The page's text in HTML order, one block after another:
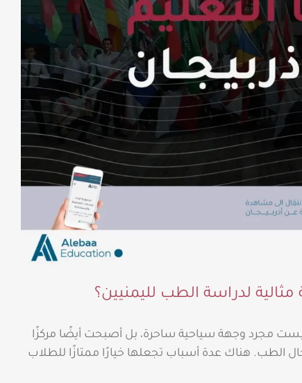
مثالية لدراسة الطب لليمنيين؟
ليست مجرد وجهة سياحية ساحرة، بل أصبحت أيضًا مركزًا
الطب. هناك عدة أسباب تجعلها خيارًا ممتازًا للطلاب